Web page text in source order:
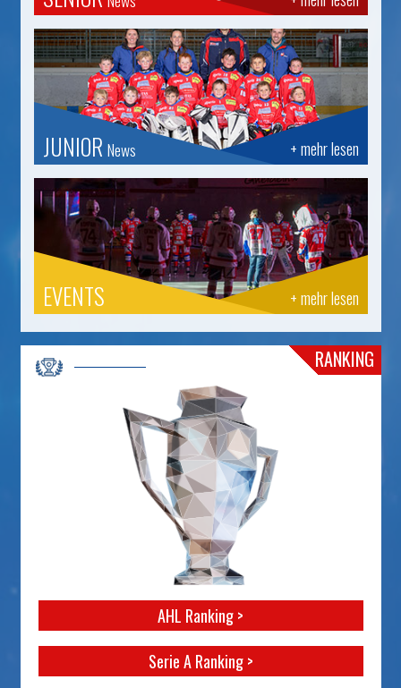
+ mehr lesen
JUNIOR News
+ mehr lesen
EVENTS
RANKING
AHL Ranking >
Serie A Ranking >